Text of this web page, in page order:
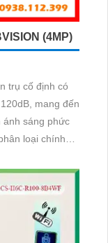
(4MP)
trụ cố định có
mang đến
ánh sáng phức